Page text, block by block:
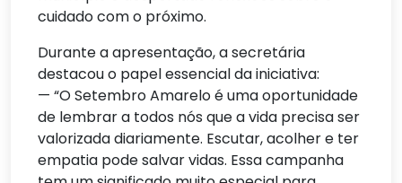
cuidado com o próximo.
Durante a apresentação, a secretária
destacou o papel essencial da iniciativa:
— “O Setembro Amarelo é uma oportunidade
de lembrar a todos nós que a vida precisa ser
valorizada diariamente. Escutar, acolher e ter
empatia pode salvar vidas. Essa campanha